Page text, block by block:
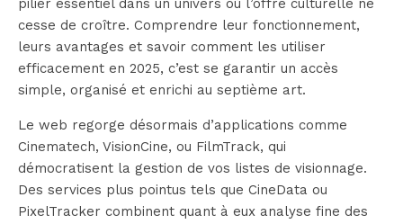
pilier essentiel dans un univers où l’offre culturelle ne
cesse de croître. Comprendre leur fonctionnement,
leurs avantages et savoir comment les utiliser
efficacement en 2025, c’est se garantir un accès
simple, organisé et enrichi au septième art.
Le web regorge désormais d’applications comme
Cinematech, VisionCine, ou FilmTrack, qui
démocratisent la gestion de vos listes de visionnage.
Des services plus pointus tels que CineData ou
PixelTracker combinent quant à eux analyse fine des